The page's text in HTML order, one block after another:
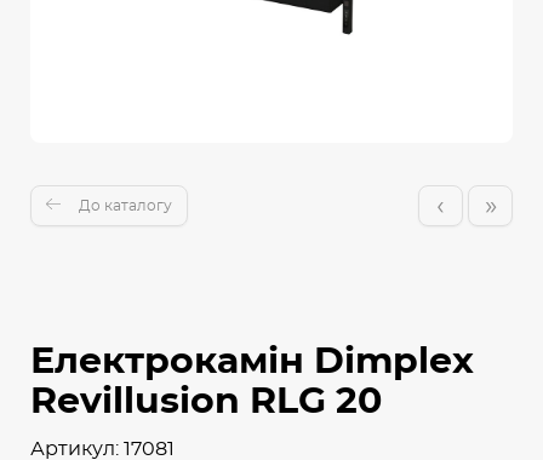
До каталогу ‹ »
Електрокамін Dimplex
Revillusion RLG 20
Артикул: 17081